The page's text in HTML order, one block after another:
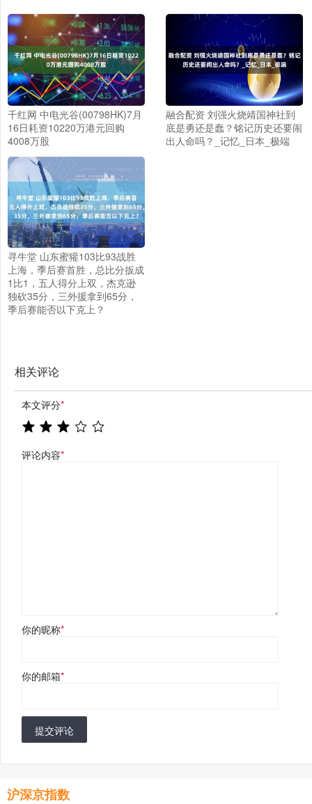
千红网 中电光谷(00798HK)7月
16日耗资10220万港元回购
4008万股
融合配资 刘强火烧靖国神社到
底是勇还是蠢？铭记历史还要闹
出人命吗？_记忆_日本_极端
寻牛堂 山东蜜獾103比93战胜
上海，季后赛首胜，总比分扳成
1比1，五人得分上双，杰克逊
独砍35分，三外援拿到65分，
季后赛能否以下克上？
相关评论
本文评分*
评论内容*
你的昵称*
你的邮箱*
提交评论
沪深京指数